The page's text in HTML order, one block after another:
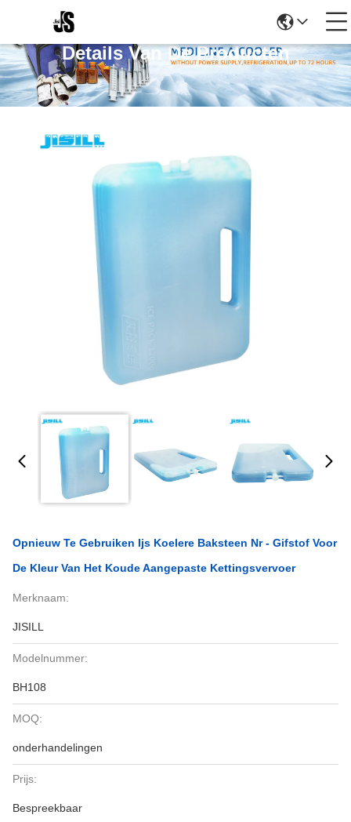
Details Van De Producten
Opnieuw Te Gebruiken Ijs Koelere Baksteen Nr - Gifstof Voor
De Kleur Van Het Koude Aangepaste Kettingsvervoer
Merknaam:
JISILL
Modelnummer:
BH108
MOQ:
onderhandelingen
Prijs:
Bespreekbaar